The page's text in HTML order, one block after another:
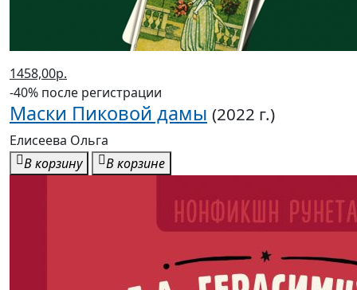
1458,00р.
-40% после регистрации
Маски Пиковой дамы (2022 г.)
Елисеева Ольга
В корзину
В корзине